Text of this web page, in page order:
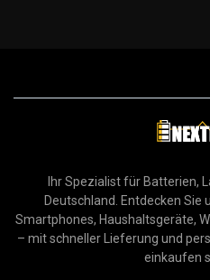
Ihr Spezialist für Batterien,
Deutschland. Entdecken
Smartphones, Haushaltsgeräte,
– mit schneller Lieferung und
einkaufen